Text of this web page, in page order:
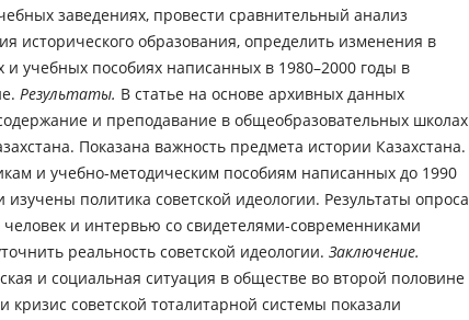
заведениях, провести сравнительный анализ
исторического образования, определить изменения в
и учебных пособиях написанных в 1980–2000 годы в
Результаты. В статье на основе архивных данных
и преподавание в общеобразовательных школах
Показана важность предмета истории Казахстана.
и учебно-методическим пособиям написанных до 1990
изучены политика советской идеологии. Результаты опроса
человек и интервью со свидетелями-современниками
реальность советской идеологии. Заключение.
и социальная ситуация в обществе во второй половине
и кризис советской тоталитарной системы показали